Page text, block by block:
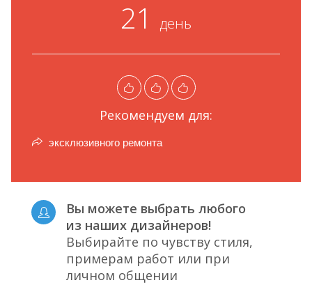
21 день
Рекомендуем для:
эксклюзивного ремонта
Вы можете выбрать любого
из наших дизайнеров!
Выбирайте по чувству стиля,
примерам работ или при
личном общении